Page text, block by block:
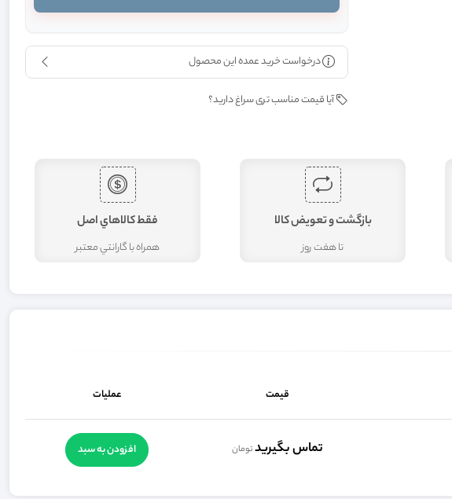
درخواست خرید عمده این محصول
آیا قیمت مناسب تری سراغ دارید؟
بازگشت و تعويض کالا
تا هفت روز
فقط کالاهاي اصل
همراه با گارانتي معتبر
قیمت عملیات
تماس بگیریدتومان افزودن به سبد